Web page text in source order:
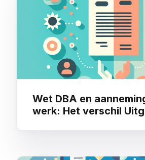
Wet DBA en
werk: Het verschil